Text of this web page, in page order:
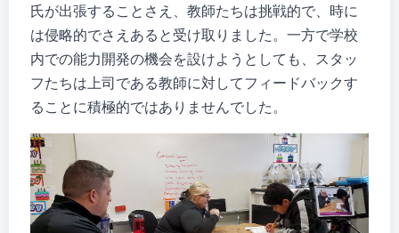
氏が出張することさえ、教師たちは挑戦的で、時に
は侵略的でさえあると受け取りました。一方で学校
内での能力開発の機会を設けようとしても、スタッ
フたちは上司である教師に対してフィードバックす
ることに積極的ではありませんでした。